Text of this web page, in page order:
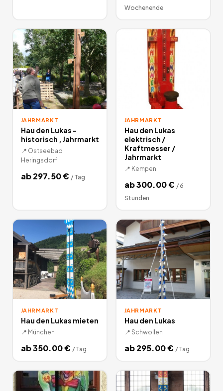
Wochenende
JAHRMARKT
Hau den Lukas -
historisch , Jahrmarkt
📍 Ostseebad
Heringsdorf
ab297.50€ / Tag
JAHRMARKT
Hau den Lukas
elektrisch /
Kraftmesser /
Jahrmarkt
📍 Kempen
ab300.00€ / 6
Stunden
JAHRMARKT
Hau den Lukas mieten
📍 München
ab350.00€ / Tag
JAHRMARKT
Hau den Lukas
📍 Schwollen
ab295.00€ / Tag